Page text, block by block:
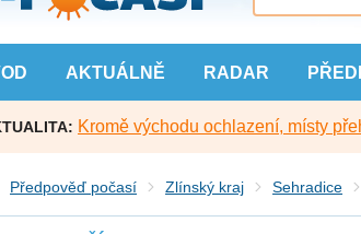
AKTUÁLNĚ RADAR
Kromě východu ochlazení, místy
Předpověď počasí Zlínský kraj Sehradice